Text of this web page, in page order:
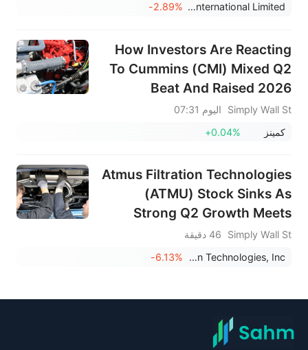
China Yuchai International Limited
-2.89%
How Investors Are Reacting
To Cummins (CMI) Mixed Q2
Beat And Raised 2026
Revenue Outlook
Simply Wall St
اليوم 07:31
كمينز
+0.04%
Atmus Filtration Technologies
(ATMU) Stock Sinks As
Strong Q2 Growth Meets
Cost Pressure
Simply Wall St
46 دقيقة
Atmus Filtration Technologies, Inc.
-6.13%